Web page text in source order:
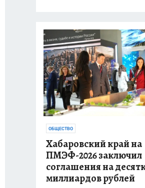
ОБЩЕСТВО
Хабаровский край на
ПМЭФ-2026 заключил
соглашения на
миллиардов рублей